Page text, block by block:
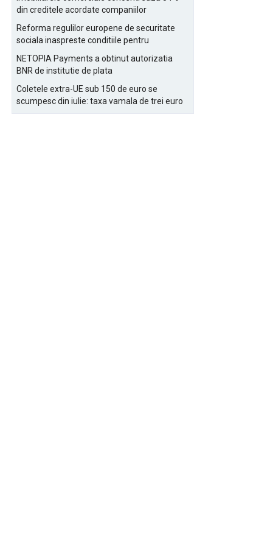
din creditele acordate companiilor
Reforma regulilor europene de securitate
sociala inaspreste conditiile pentru
NETOPIA Payments a obtinut autorizatia
BNR de institutie de plata
Coletele extra-UE sub 150 de euro se
scumpesc din iulie: taxa vamala de trei euro
pe articol, adaugata la taxa logistica